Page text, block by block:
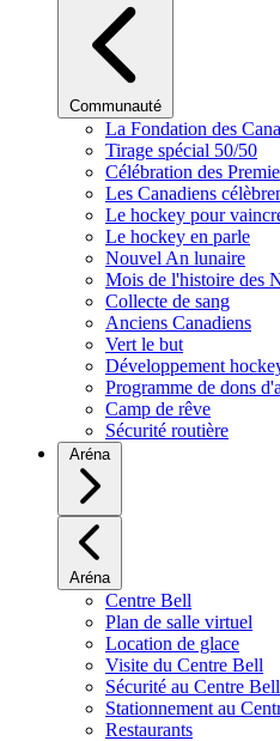
Communauté
La Fondation des
Tirage spécial 50/50
Célébration des
Les Canadiens
Le hockey pour
Le hockey en parle
Nouvel An lunaire
Mois de l'histoire des
Collecte de sang
Anciens Canadiens
Vert le but
Développement
Programme de dons
Camp de rêve
Sécurité routière
Aréna
Aréna
Centre Bell
Plan de salle virtuel
Location de glace
Visite du Centre Bell
Sécurité au Centre Bell
Stationnement au
Restaurants